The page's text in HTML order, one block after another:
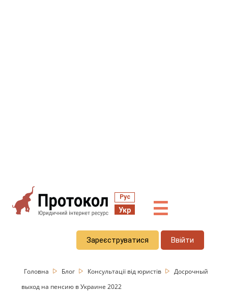
Рус
Укр ☰
Зареєструватися Ввійти
Головна Блог Консультації від юристів
Досрочный
выход на пенсию в Украине 2022